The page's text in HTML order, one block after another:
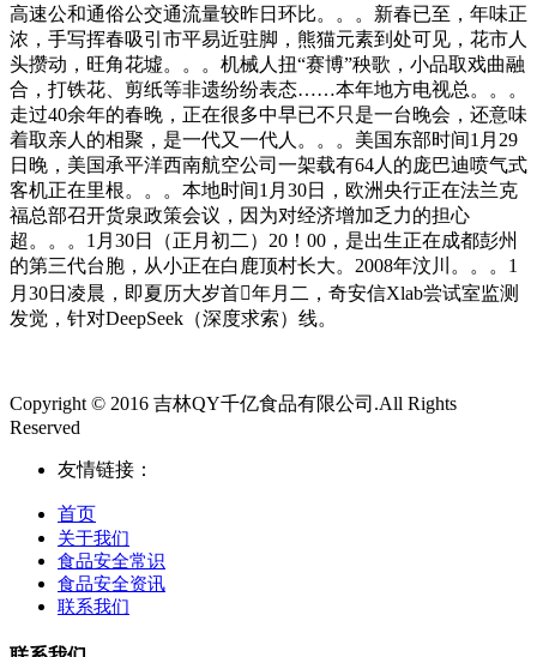
高速公和通俗公交通流量较昨日环比。。。新春已至，年味正
浓，手写挥春吸引市平易近驻脚，熊猫元素到处可见，花市人
头攒动，旺角花墟。。。机械人扭“赛博”秧歌，小品取戏曲融
合，打铁花、剪纸等非遗纷纷表态……本年地方电视总。。。
走过40余年的春晚，正在很多中早已不只是一台晚会，还意味
着取亲人的相聚，是一代又一代人。。。美国东部时间1月29
日晚，美国承平洋西南航空公司一架载有64人的庞巴迪喷气式
客机正在里根。。。本地时间1月30日，欧洲央行正在法兰克
福总部召开货泉政策会议，因为对经济增加乏力的担心
超。。。1月30日（正月初二）20！00，是出生正在成都彭州
的第三代台胞，从小正在白鹿顶村长大。2008年汶川。。。1
月30日凌晨，即夏历大岁首年月二，奇安信Xlab尝试室监测
发觉，针对DeepSeek（深度求索）线。
Copyright © 2016 吉林QY千亿食品有限公司.All Rights
Reserved
友情链接：
首页
关于我们
食品安全常识
食品安全资讯
联系我们